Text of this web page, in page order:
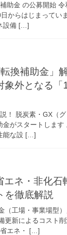
助金 の公募開始 令
からはじまってい
設備 […]
換補助金」
象外となる「
！ 脱炭素・GX（
がスタートします
能な設 […]
エネ・非化石
を徹底解説
（工場・事業場型
更新によるコスト
省エネ・ […]